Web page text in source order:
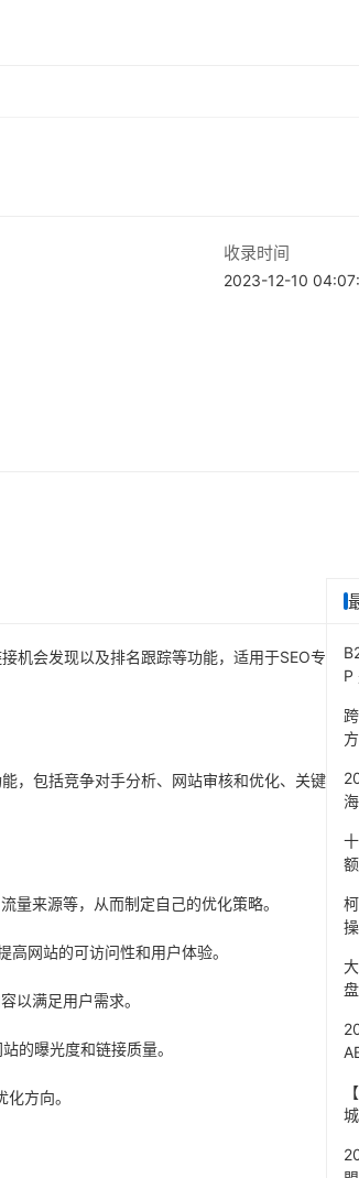
收录时间
2023-12-10
机会发现以及排名跟踪等功能，适用于SEO专
，包括竞争对手分析、网站审核和优化、关键
量来源等，从而制定自己的优化策略。
网站的可访问性和用户体验。
以满足用户需求。
的曝光度和链接质量。
方向。
P